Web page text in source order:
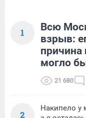
1
Всю
взрыв:
причина
могло
21 680
2
Накипело у